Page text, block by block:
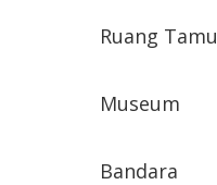
Ruang Tamu
Museum
Bandara